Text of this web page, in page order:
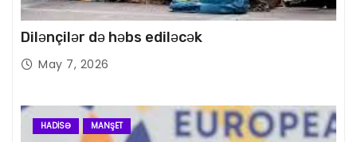
Dilənçilər də həbs ediləcək
May 7, 2026
HADISƏ MANŞET